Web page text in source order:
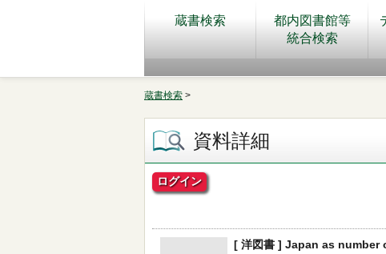
蔵書検索
都内図書館等
統合検索
蔵書検索 >
資料詳細
ログイン
[ 洋図書 ] Japan as